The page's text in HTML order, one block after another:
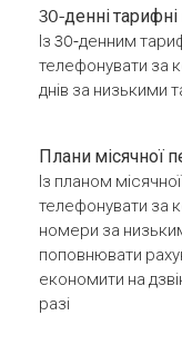
30-денні
Із 30-денним
телефонувати за
днів за низькими
Плани місячної
Із планом
телефонувати за
номери за
поповнювати
економити на
разі